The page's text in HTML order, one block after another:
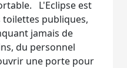
L'Eclipse est
toilettes publiques,
jamais de
du personnel
une porte pour